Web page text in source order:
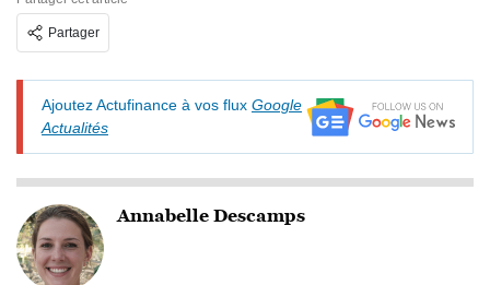
Partager
Ajoutez Actufinance à vos flux Google
Actualités
Annabelle Descamps